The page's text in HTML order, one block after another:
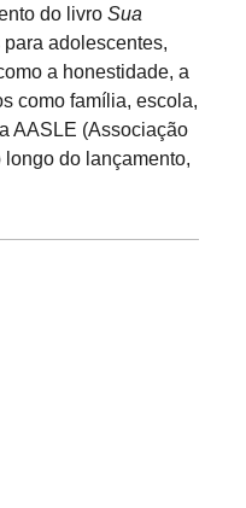
do livro Sua
adolescentes,
a honestidade, a
como família, escola,
AASLE (Associação
do lançamento,